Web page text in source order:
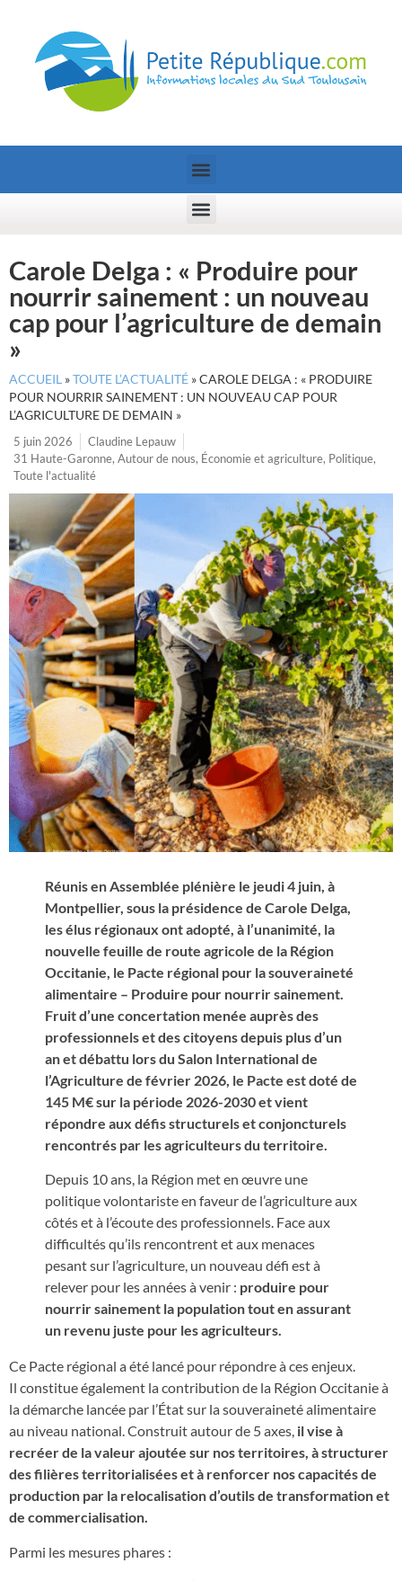
Carole Delga : « Produire pour
nourrir sainement : un nouveau
cap pour l’agriculture de demain
»
ACCUEIL »TOUTE L’ACTUALITÉ »CAROLE DELGA : « PRODUIRE
POUR NOURRIR SAINEMENT : UN NOUVEAU CAP POUR
L’AGRICULTURE DE DEMAIN »
5 juin 2026
Claudine Lepauw
31 Haute-Garonne, Autour de nous, Économie et agriculture, Politique,
Toute l'actualité
Réunis en Assemblée plénière le jeudi 4 juin, à
Montpellier, sous la présidence de Carole Delga,
les élus régionaux ont adopté, à l’unanimité, la
nouvelle feuille de route agricole de la Région
Occitanie, le Pacte régional pour la souveraineté
alimentaire – Produire pour nourrir sainement.
Fruit d’une concertation menée auprès des
professionnels et des citoyens depuis plus d’un
an et débattu lors du Salon International de
l’Agriculture de février 2026, le Pacte est doté de
145 M€ sur la période 2026-2030 et vient
répondre aux défis structurels et conjoncturels
rencontrés par les agriculteurs du territoire.
Depuis 10 ans, la Région met en œuvre une
politique volontariste en faveur de l’agriculture aux
côtés et à l’écoute des professionnels. Face aux
difficultés qu’ils rencontrent et aux menaces
pesant sur l’agriculture, un nouveau défi est à
relever pour les années à venir : produire pour
nourrir sainement la population tout en assurant
un revenu juste pour les agriculteurs.
Ce Pacte régional a été lancé pour répondre à ces enjeux.
Il constitue également la contribution de la Région Occitanie à
la démarche lancée par l’État sur la souveraineté alimentaire
au niveau national. Construit autour de 5 axes, il vise à
recréer de la valeur ajoutée sur nos territoires, à structurer
des filières territorialisées et à renforcer nos capacités de
production par la relocalisation d’outils de transformation et
de commercialisation.
Parmi les mesures phares :